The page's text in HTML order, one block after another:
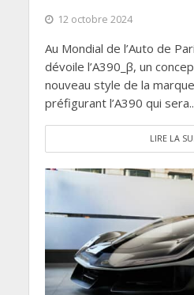
12 octobre 2024
Au Mondial de l’Auto de
dévoile l’A390_β, un
nouveau style de la
préfigurant l’A390 qui
LIRE LA